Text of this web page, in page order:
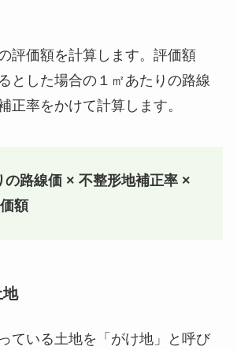
評価額を計算します。評価額
とした場合の１㎡あたりの路線
正率をかけて計算します。
の路線価 × 不整形地補正率 ×
額
地
ている土地を「がけ地」と呼び